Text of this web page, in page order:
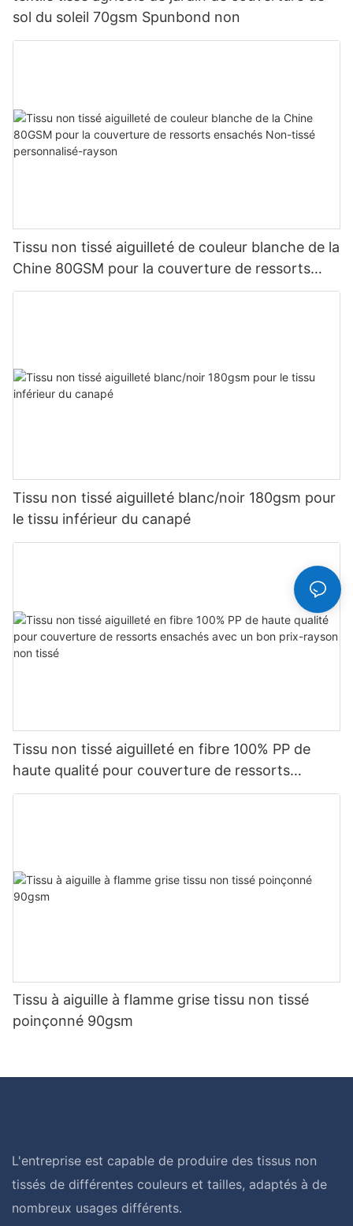
sol du soleil 70gsm Spunbond non
Tissu non tissé aiguilleté de couleur blanche de la
Chine 80GSM pour la couverture de ressorts
ensachés Non-tissé personnalisé-rayson
Tissu non tissé aiguilleté blanc/noir 180gsm pour
le tissu inférieur du canapé
Tissu non tissé aiguilleté en fibre 100% PP de
haute qualité pour couverture de ressorts
ensachés avec un bon prix-rayson non tissé
Tissu à aiguille à flamme grise tissu non tissé
poinçonné 90gsm
L'entreprise est capable de produire des tissus non
tissés de différentes couleurs et tailles, adaptés à de
nombreux usages différents.